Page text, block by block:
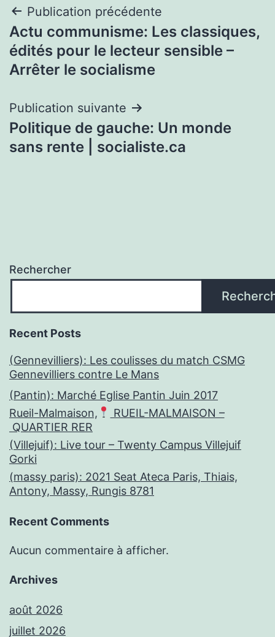
Navigation
de
l’article
Publication précédente
Actu communisme: Les classiques,
édités pour le lecteur sensible –
Arrêter le socialisme
Publication suivante
Politique de gauche: Un monde
sans rente | socialiste.ca
Rechercher
Recent Posts
(Gennevilliers): Les coulisses du match CSMG
Gennevilliers contre Le Mans
(Pantin): Marché Eglise Pantin Juin 2017
Rueil-Malmaison,
RUEIL-MALMAISON –
QUARTIER RER
(Villejuif): Live tour – Twenty Campus Villejuif
Gorki
(massy paris): 2021 Seat Ateca Paris, Thiais,
Antony, Massy, Rungis 8781
Recent Comments
Aucun commentaire à afficher.
Archives
août 2026
juillet 2026